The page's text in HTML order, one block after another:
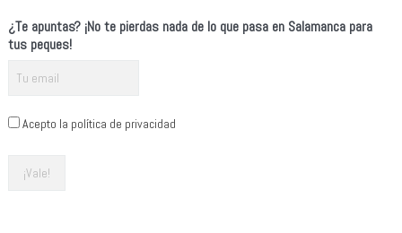
¿Te apuntas? ¡No te pierdas nada de lo que pasa en Salamanca para
tus peques!
Acepto la política de privacidad